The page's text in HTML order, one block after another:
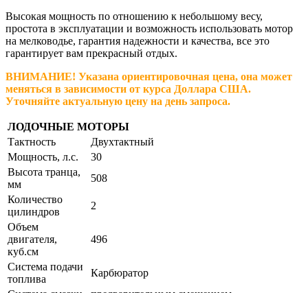
Высокая мощность по отношению к небольшому весу,
простота в эксплуатации и возможность использовать мотор
на мелководье, гарантия надежности и качества, все это
гарантирует вам прекрасный отдых.
ВНИМАНИЕ! Указана ориентировочная цена, она может
меняться в зависимости от курса Доллара США.
Уточняйте актуальную цену на день запроса.
ЛОДОЧНЫЕ МОТОРЫ
Тактность
Двухтактный
Мощность, л.с.
30
Высота транца,
мм
508
Количество
цилиндров
2
Объем
двигателя,
куб.см
496
Система подачи
топлива
Карбюратор